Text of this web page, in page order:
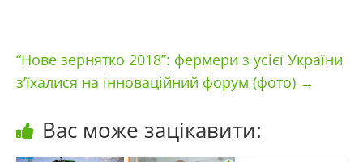
“Нове зернятко 2018”: фермери з усієї України
з’їхалися на інноваційний форум (фото) →
Вас може зацікавити: